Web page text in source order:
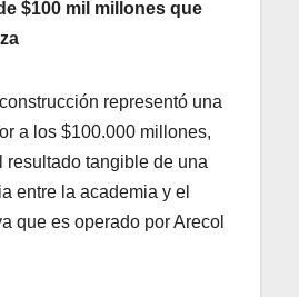
$100 mil millones que
representó una
a los $100.000 millones,
resultado tangible de una
entre la academia y el
que es operado por Arecol